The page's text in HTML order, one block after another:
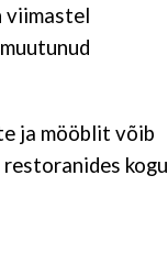
viimastel
ja mööblit võib
kogu